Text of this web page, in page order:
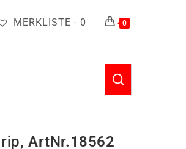
MERKLISTE - 0 0
ArtNr.18562